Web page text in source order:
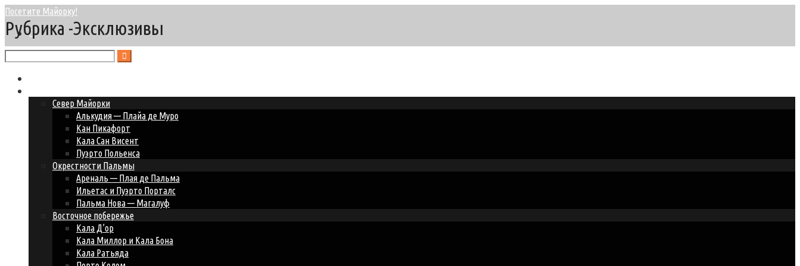
Посетите Майорку!
Север Майорки
Алькудия — Плайа де Муро
Кан Пикафорт
Кала Сан Висент
Пуэрто Польенса
Окрестности Пальмы
Ареналь — Плая де Пальма
Ильетас и Пуэрто Порталс
Пальма Нова — Магалуф
Восточное побережье
Кала Д’ор
Кала Миллор и Кала Бона
Кала Ратьяда
Рубрика -Эксклюзивы